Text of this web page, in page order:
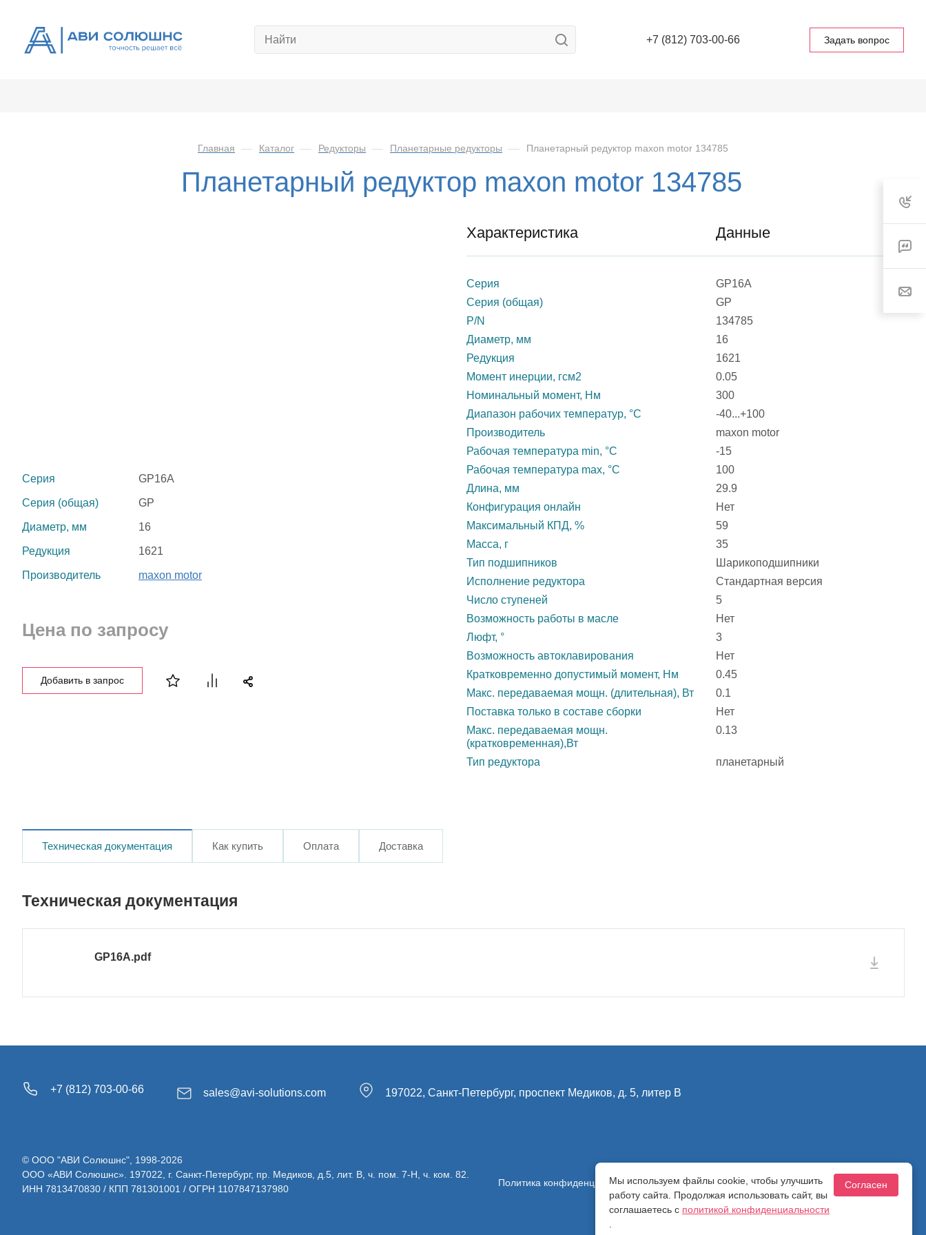
+7 (812) 703-00-66 Задать вопрос
Главная — Каталог — Редукторы — Планетарные редукторы — Планетарный редуктор maxon motor 134785
Планетарный редуктор maxon motor 134785
Серия GP16A
Серия (общая) GP
Диаметр, мм 16
Редукция 1621
Производитель maxon motor
Цена по запросу
Добавить в запрос
Характеристика Данные
Серия
GP16A
Серия (общая)
GP
P/N
134785
Диаметр, мм
16
Редукция
1621
Момент инерции, гсм2
0.05
Номинальный момент, Нм
300
Диапазон рабочих температур, °С
-40...+100
Производитель
maxon motor
Рабочая температура min, °С
-15
Рабочая температура max, °С
100
Длина, мм
29.9
Конфигурация онлайн
Нет
Максимальный КПД, %
59
Масса, г
35
Тип подшипников
Шарикоподшипники
Исполнение редуктора
Стандартная версия
Число ступеней
5
Возможность работы в масле
Нет
Люфт, °
3
Возможность автоклавирования
Нет
Кратковременно допустимый момент, Нм
0.45
Макс. передаваемая мощн. (длительная), Вт
0.1
Поставка только в составе сборки
Нет
Макс. передаваемая мощн.
(кратковременная),Вт
0.13
Тип редуктора планетарный
Техническая документация Как купить Оплата Доставка
Техническая документация
GP16A.pdf
+7 (812) 703-00-66 sales@avi-solutions.com 197022, Санкт-Петербург, проспект Медиков, д. 5, литер В
© ООО "АВИ Солюшнс", 1998-2026
ООО «АВИ Солюшнс». 197022, г. Санкт-Петербург, пр. Медиков, д.5, лит. В, ч. пом. 7-Н, ч. ком. 82.
ИНН 7813470830 / КПП 781301001 / ОГРН 1107847137980
Политика конфиденциальностиМы используем файлы cookie, чтобы улучшить
работу сайта. Продолжая использовать сайт, вы
соглашаетесь с политикой конфиденциальности
Согласен